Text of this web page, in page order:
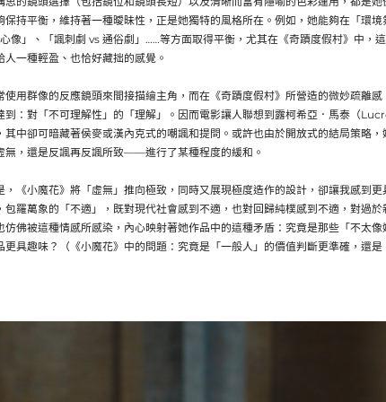
保持平衡，維持著一種曖昧性，正是她獨特的風格所在。例如，她能夠在「環
像」、「諷刺劇 vs 通俗劇」……等方面取得平衡，尤其在《奇蹟度假村》中，
一種輕盈、也恰好藏拙的感覺。
使用群像的反應鏡頭來間接描繪主角，而在《奇蹟度假村》所營造的微妙疏離
到：對「不可理解性」的「理解」。因而電影讓人聯想到露柯希亞．馬泰（
其中卻可暗藏著侯麥或漢內克式的嘲諷和提問。或許也由於開放式的結局策略
無，還是反諷再反諷所致——進行了某種程度的緩和。
，《小魔花》將「虛無」推向極致，同時又展現極度造作的設計，卻讓我感到
包羅萬象的「不適」，既對現代社會感到不適，也對回歸純樸感到不適，對過
仿佛被這種情感所感染，內心映射著她作品中的這種矛盾：究竟是那些「不太
更具趣味？（《小魔花》中的問題：究竟是「一般人」的價值判斷更準確，還